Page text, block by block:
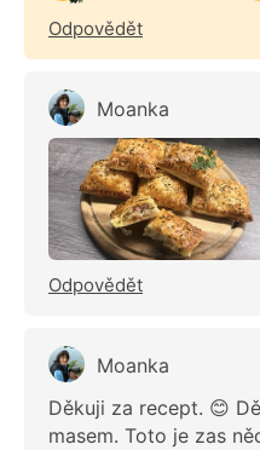
Odpovědět
Moanka
Odpovědět
Moanka
Děkuji za recept. 😊
masem. Toto je zas